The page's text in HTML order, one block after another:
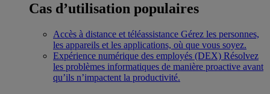
Cas d’utilisation populaires
Accès à distance et téléassistance Gérez les personnes,
les appareils et les applications, où que vous soyez.
Expérience numérique des employés (DEX) Résolvez
les problèmes informatiques de manière proactive avant
qu’ils n’impactent la productivité.